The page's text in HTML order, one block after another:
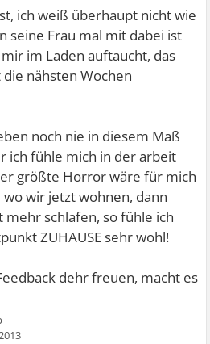
ich weiß überhaupt nicht wie
seine Frau mal mit dabei ist
im Laden auftaucht, das
nähsten Wochen
noch nie in diesem Maß
ich fühle mich in der arbeit
größte Horror wäre für mich
wir jetzt wohnen, dann
schlafen, so fühle ich
ZUHAUSE sehr wohl!
dehr freuen, macht es